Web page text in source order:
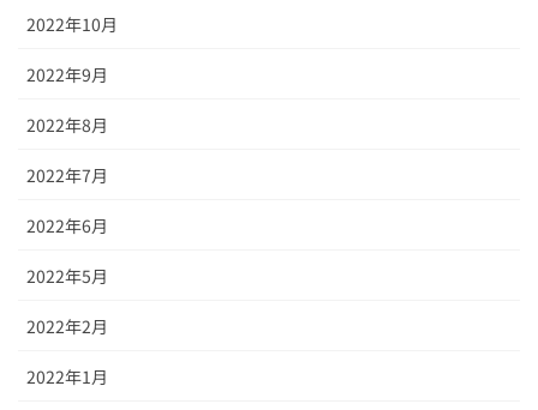
2022年10月
2022年9月
2022年8月
2022年7月
2022年6月
2022年5月
2022年2月
2022年1月